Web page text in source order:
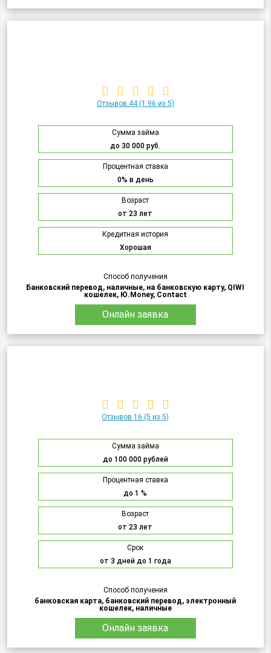
Отзывов 44(1.96 из 5)
Сумма займа
до 30 000 руб.
Процентная ставка
0% в день
Возраст
от 23 лет
Кредитная история
Хорошая
Способ получения
Банковский перевод, наличные, на банковскую карту, QIWI
кошелек, Ю.Money, Contact
Онлайн заявка
Отзывов 16 (5 из 5)
Сумма займа
до 100 000 рублей
Процентная ставка
до 1 %
Возраст
от 23 лет
Срок
от 3 дней до 1 года
Способ получения
банковская карта, банковский перевод, электронный
кошелек, наличные
Онлайн заявка